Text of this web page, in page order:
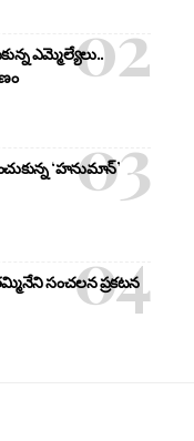
ఎమ్మెల్యేలు..
‘హనుమాన్’
సంచలన ప్రకటన